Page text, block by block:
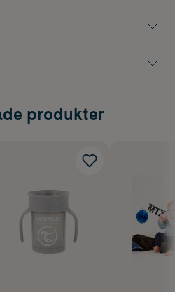
tål maskindisk i den övre delen, och
produkter